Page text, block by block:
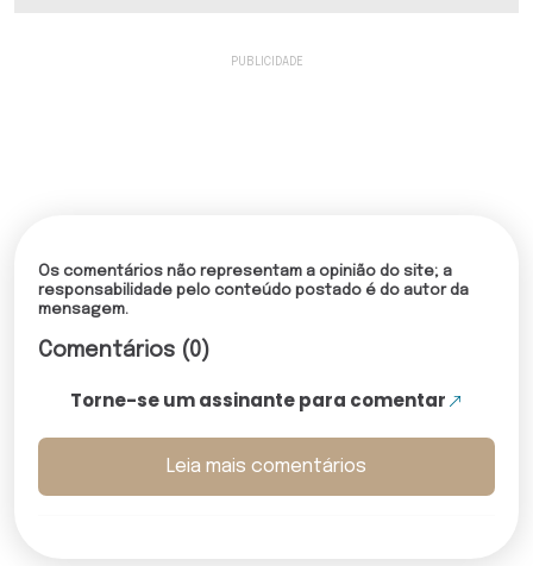
Os comentários não representam a opinião do site; a
responsabilidade pelo conteúdo postado é do autor da
mensagem.
Comentários (0)
Torne-se um assinante para comentar
Leia mais comentários